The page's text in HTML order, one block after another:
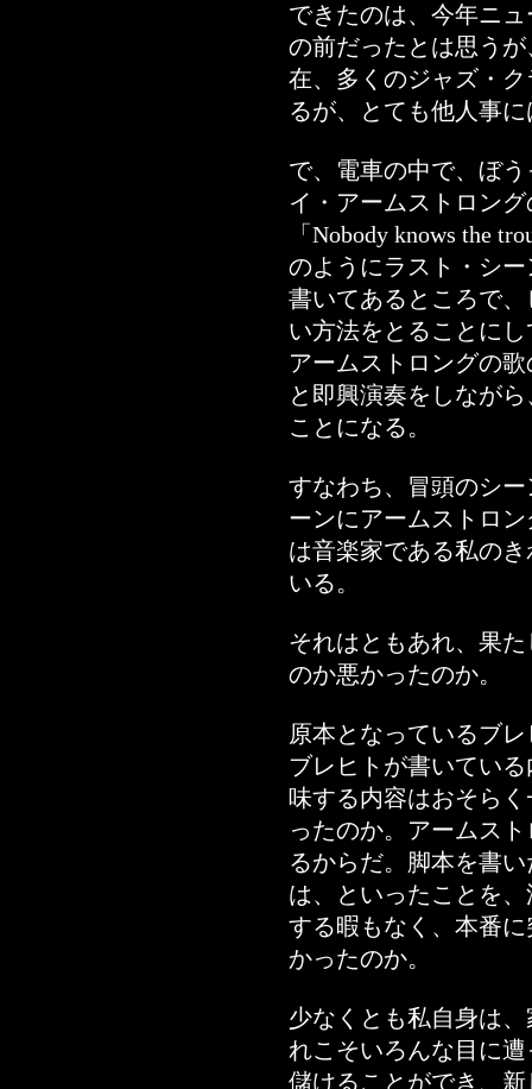
できたのは、今年ニ
の前だったとは思う
在、多くのジャズ・
るが、とても他人事
で、電車の中で、ぼ
イ・アームストロン
「Nobody knows the
のようにラスト・シ
書いてあるところで
い方法をとることに
アームストロングの
と即興演奏をしなが
ことになる。
すなわち、冒頭のシ
ーンにアームストロ
は音楽家である私の
いる。
それはともあれ、果
のか悪かったのか。
原本となっているブ
ブレヒトが書いてい
味する内容はおそら
ったのか。アームス
るからだ。脚本を書
は、といったことを
する暇もなく、本番
かったのか。
少なくとも私自身は
れこそいろんな目に
儲けることができ、